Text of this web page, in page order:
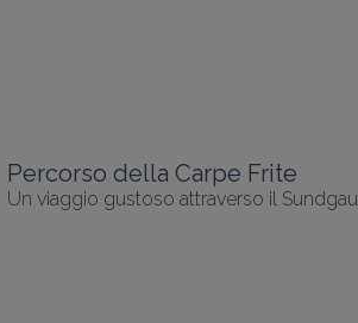
Percorso della Carpe Frite
Un viaggio gustoso attraverso il Sundgau